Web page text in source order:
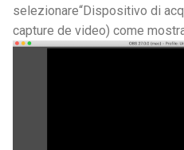
selezionare“Dispositivo di
capture de video) come